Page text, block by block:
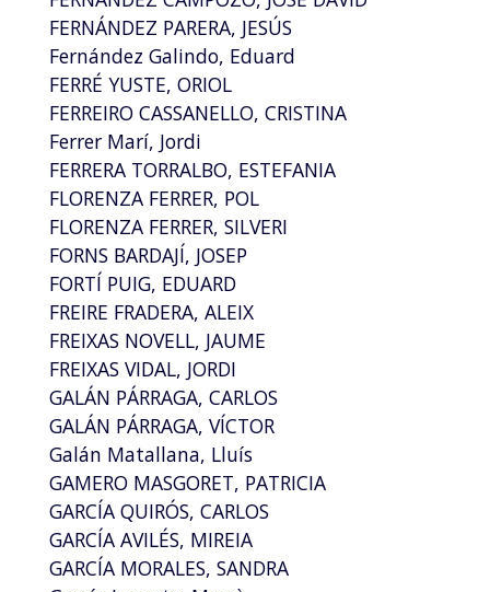
FERNÁNDEZ PARERA, JESÚS
Fernández Galindo, Eduard
FERRÉ YUSTE, ORIOL
FERREIRO CASSANELLO, CRISTINA
Ferrer Marí, Jordi
FERRERA TORRALBO, ESTEFANIA
FLORENZA FERRER, POL
FLORENZA FERRER, SILVERI
FORNS BARDAJÍ, JOSEP
FORTÍ PUIG, EDUARD
FREIRE FRADERA, ALEIX
FREIXAS NOVELL, JAUME
FREIXAS VIDAL, JORDI
GALÁN PÁRRAGA, CARLOS
GALÁN PÁRRAGA, VÍCTOR
Galán Matallana, Lluís
GAMERO MASGORET, PATRICIA
GARCÍA QUIRÓS, CARLOS
GARCÍA AVILÉS, MIREIA
GARCÍA MORALES, SANDRA